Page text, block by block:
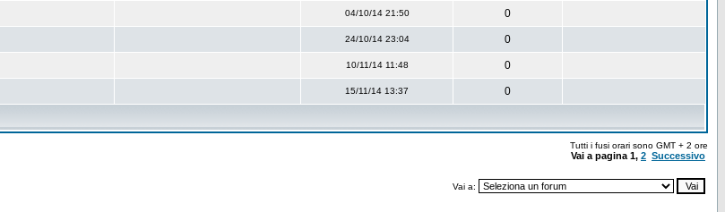
04/10/14 21:50 0
24/10/14 23:04 0
10/11/14 11:48 0
15/11/14 13:37 0
Tutti i fusi orari sono GMT + 2 ore
Vai a pagina 1, 2 Successivo
Vai a: